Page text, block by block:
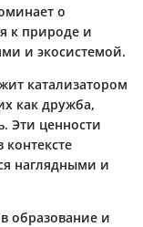
о
к природе и
и экосистемой.
катализатором
как дружба,
Эти ценности
наглядными и
образование и